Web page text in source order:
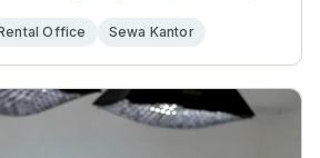
Office Sewa Kantor